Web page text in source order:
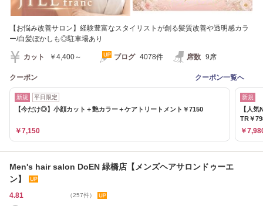
【お悩み改善サロン】経験豊富なスタイリストが創る髪質改善や透明感カラ
ー/白髪ぼかしも◎駐車場あり
カット ￥4,400～ ブログ 4078件 席数 9席
クーポン クーポン一覧へ
新規 平日限定
【今だけ◎】小顔カット＋艶カラー＋ケアトリートメント￥7150
￥7,150
新規
【人
TR￥
￥
Men's hair salon DoEN 緑橋店【メンズヘアサロンドゥーエ
ン】
4.81 （257件）